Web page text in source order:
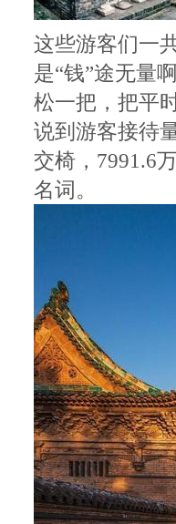
这些游客们一
是“钱”途无量
松一把，把平
说到游客接待
交椅，7991.6
名词。